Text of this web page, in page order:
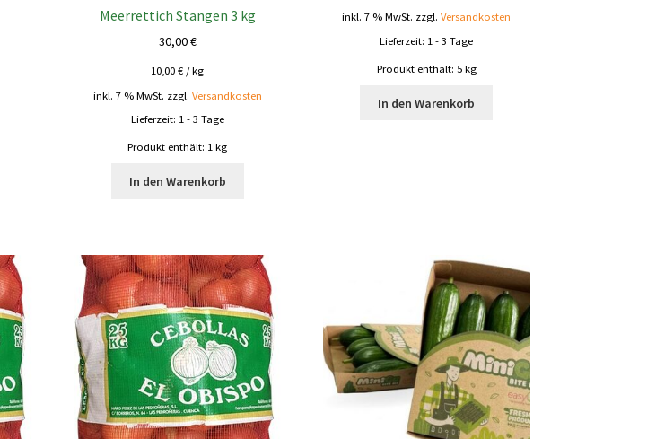
Meerrettich Stangen 3 kg
30,00€
10,00€ /kg
inkl. 7 % MwSt. zzgl. Versandkosten
Lieferzeit: 1 - 3 Tage
Produkt enthält: 1kg
In den Warenkorb
inkl. 7 % MwSt. zzgl.Versandkosten
Lieferzeit: 1 - 3 Tage
Produkt enthält: 5 kg
In den Warenkorb